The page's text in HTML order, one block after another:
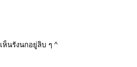
เห็นรังนกอยู่ลิบ ๆ ^